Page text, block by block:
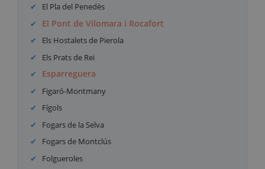
El Pla del Penedès
El Pont de Vilomara i Rocafort
Els Hostalets de Pierola
Els Prats de Rei
Esparreguera
Figaró-Montmany
Fígols
Fogars de la Selva
Fogars de Montclús
Folgueroles